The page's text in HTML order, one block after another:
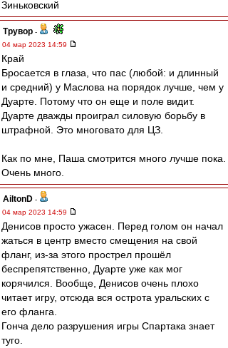
Зиньковский
Трувор -
04 мар 2023 14:59
Край
Бросается в глаза, что пас (любой: и длинный
и средний) у Маслова на порядок лучше, чем у
Дуарте. Потому что он еще и поле видит.
Дуарте дважды проиграл силовую борьбу в
штрафной. Это многовато для ЦЗ.
Как по мне, Паша смотрится много лучше пока.
Очень много.
AiltonD -
04 мар 2023 14:59
Денисов просто ужасен. Перед голом он начал
жаться в центр вместо смещения на свой
фланг, из-за этого прострел прошёл
беспрепятственно, Дуарте уже как мог
корячился. Вообще, Денисов очень плохо
читает игру, отсюда вся острота уральских с
его фланга.
Гонча дело разрушения игры Спартака знает
туго.